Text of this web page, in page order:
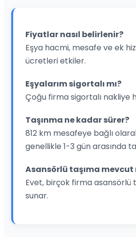
Fiyatlar nasıl belirlenir?
Eşya hacmi, mesafe ve ek
ücretleri etkiler.
Eşyalarım sigortalı mı?
Çoğu firma sigortalı nakliye
Taşınma ne kadar sürer?
812 km mesafeye bağlı
genellikle 1-3 gün arasında
Asansörlü taşıma mevcut
Evet, birçok firma asansörlü
sunar.